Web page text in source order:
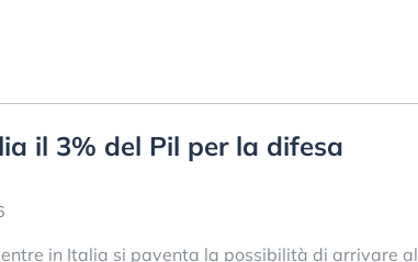
il 3% del Pil per la difesa
in Italia si paventa la possibilità di arrivare al